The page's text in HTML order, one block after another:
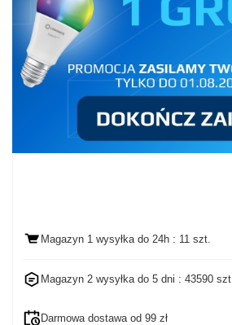
Magazyn 1 wysyłka do 24h : 11 szt.
Magazyn 2 wysyłka do 5 dni : 43590 szt.
Darmowa dostawa od 99 zł